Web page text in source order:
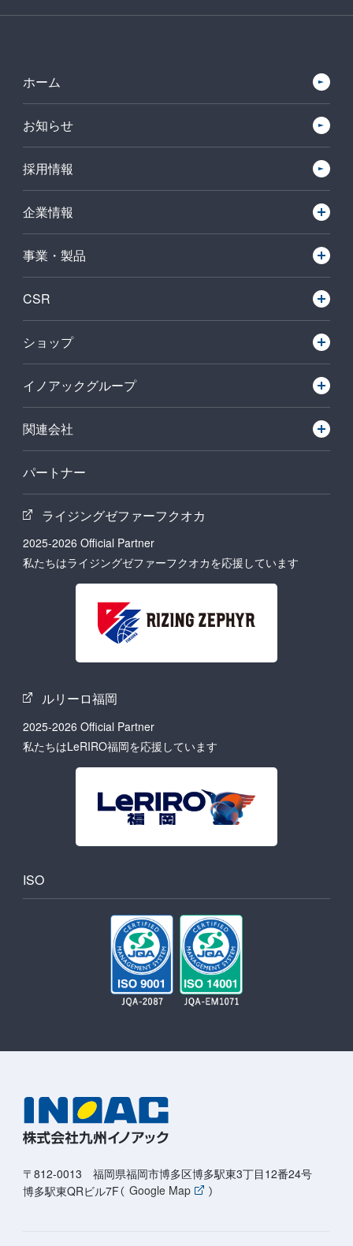
ホーム
お知らせ
採用情報
企業情報
事業・製品
CSR
ショップ
イノアックグループ
関連会社
パートナー
ライジングゼファーフクオカ
2025-2026 Official Partner
私たちはライジングゼファーフクオカを応援しています
ルリーロ福岡
2025-2026 Official Partner
私たちはLeRIRO福岡を応援しています
ISO
〒812-0013 福岡県福岡市博多区博多駅東3丁目12番24号
博多駅東QRビル7F（ Google Map ）